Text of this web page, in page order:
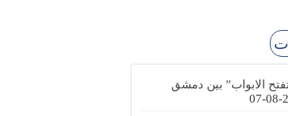
الابواب” بين دمشق